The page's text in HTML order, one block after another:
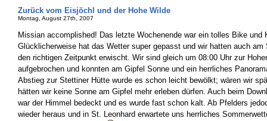
Zurück vom Eisjöchl und der Hohe Wilde
Montag, August 27th, 2007
Missian accomplished! Das letzte Wochenende war ein tolles Bike und
Glücklicherweise hat das Wetter super gepasst und wir hatten auch am
den richtigen Zeitpunkt erwischt. Wir sind gleich um 08:00 Uhr zur
aufgebrochen und konnten am Gipfel Sonne und ein herrliches
Abstieg zur Stettiner Hütte wurde es schon leicht bewölkt; wären wir
hätten wir keine Sonne am Gipfel mehr erleben dürfen. Auch beim
war der Himmel bedeckt und es wurde fast schon kalt. Ab Pfelders
wieder heraus und in St. Leonhard erwartete uns herrliches